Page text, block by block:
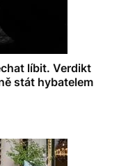
líbit. Verdikt
stát hybatelem